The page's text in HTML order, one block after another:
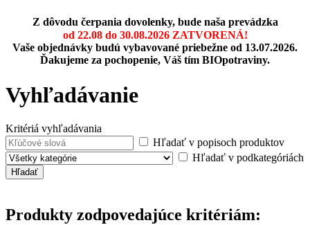
Z dôvodu čerpania dovolenky, bude naša prevádzka
od 22.08 do 30.08.2026 ZATVORENÁ!
Vaše objednávky budú vybavované priebežne od 13.07.2026.
Ďakujeme za pochopenie, Váš tím BIOpotraviny.
Vyhľadávanie
Kritériá vyhľadávania
Hľadať v popisoch produktov
Hľadať v podkategóriách
Produkty zodpovedajúce kritériám: